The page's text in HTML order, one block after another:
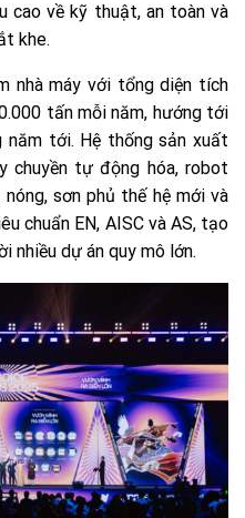
cao về kỹ thuật, an toàn và
khe.
nhà máy với tổng diện tích
tấn mỗi năm, hướng tới
năm tới. Hệ thống sản xuất
tự động hóa, robot
nóng, sơn phủ thế hệ mới và
chuẩn EN, AISC và AS, tạo
nhiều dự án quy mô lớn.